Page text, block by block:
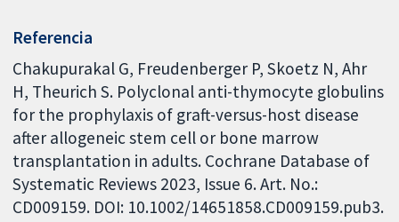
Referencia
Chakupurakal G, Freudenberger P, Skoetz N, Ahr
H, Theurich S. Polyclonal anti-thymocyte globulins
for the prophylaxis of graft-versus-host disease
after allogeneic stem cell or bone marrow
transplantation in adults. Cochrane Database of
Systematic Reviews 2023, Issue 6. Art. No.:
CD009159. DOI: 10.1002/14651858.CD009159.pub3.